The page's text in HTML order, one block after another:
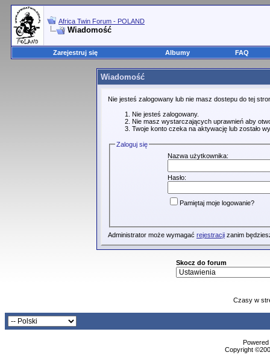
Africa Twin Forum - POLAND
Wiadomość
Zarejestruj się Albumy FAQ
Wiadomość
Nie jesteś zalogowany lub nie masz dostepu do tej
Nie jesteś zalogowany.
Nie masz wystarczających uprawnień aby
Twoje konto czeka na aktywację lub zostało
Zaloguj się
Nazwa użytkownika:
Hasło:
Pamiętaj moje logowanie?
Administrator może wymagać rejestracji zanim
Skocz do forum
Czasy w
Copyright